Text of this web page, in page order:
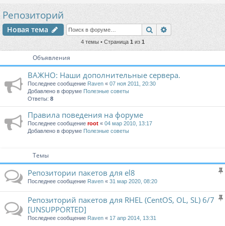
и
Репозиторий
Новая тема Поиск
4 темы • Страница 1из 1
Объявления
ВАЖНО: Наши дополнительные сервера.
Последнее сообщение Raven « 07 ноя 2011, 20:30
Добавлено в форуме Полезные советы
Ответы: 8
Правила поведения на форуме
Последнее сообщение root « 04 мар 2010, 13:17
Добавлено в форуме Полезные советы
Темы
Репозитории пакетов для el8
Последнее сообщение Raven « 31 мар 2020, 08:20
Репозиторий пакетов для RHEL (CentOS, OL, SL) 6/7
[UNSUPPORTED]
Последнее сообщение Raven « 17 апр 2014, 13:31